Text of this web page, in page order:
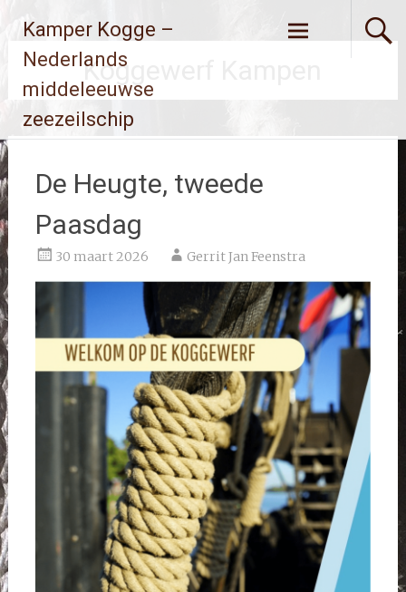
naarKamper Kogge –
Nederlands
middeleeuwse
zeezeilschip
Koggewerf Kampen
De Heugte, tweede
Paasdag
30 maart 2026 Gerrit Jan Feenstra